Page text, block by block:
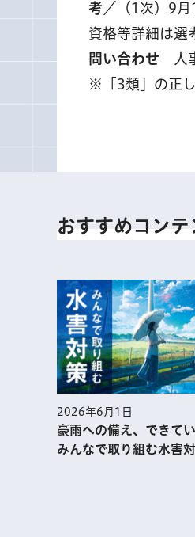
考 ／（1次）9月
資格等詳細は選
問い合わせ 人
※「3類」の正し
おすすめコンテ
2026年6月1日
豪雨への備え、できて
みんなで取り組む水害